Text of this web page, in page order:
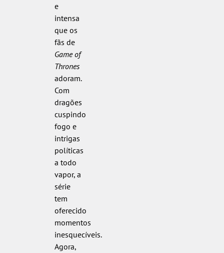
e
intensa
que os
fãs de
Game of
Thrones
adoram.
Com
dragões
cuspindo
fogo e
intrigas
políticas
a todo
vapor, a
série
tem
oferecido
momentos
inesquecíveis.
Agora,